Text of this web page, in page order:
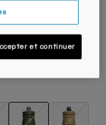
40% OFF
et continuer